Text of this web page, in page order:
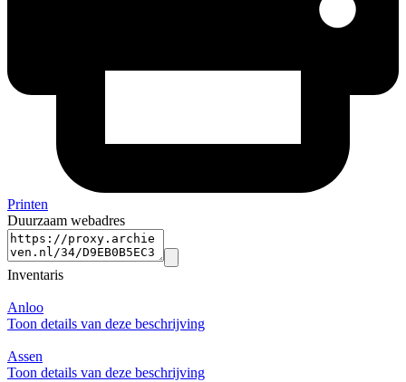
Printen
Duurzaam webadres
Inventaris
Anloo
Toon details van deze beschrijving
Assen
Toon details van deze beschrijving